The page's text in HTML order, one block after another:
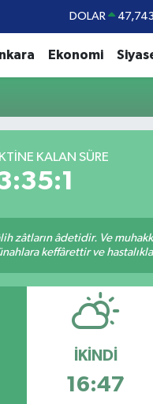
DOLAR
BİST100
BITCOIN 64.840,97
Ekonomi
KALAN SÜRE
âdetidir. Ve
keffârettir ve
İKINDI
16:47